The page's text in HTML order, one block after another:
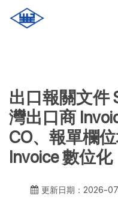
出口報關文件
灣出口商
CO、報單欄
Invoice 數位化
更新日期：2026-